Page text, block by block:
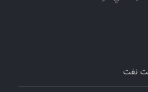
نفت